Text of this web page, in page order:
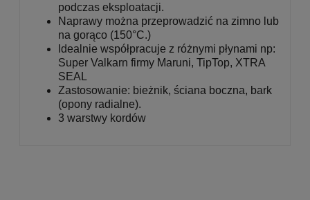
podczas eksploatacji.
Naprawy można przeprowadzić na zimno lub
na gorąco (150°C.)
Idealnie współpracuje z różnymi płynami np:
Super Valkarn firmy Maruni, TipTop, XTRA
SEAL
Zastosowanie: bieżnik, ściana boczna, bark
(opony radialne).
3 warstwy kordów